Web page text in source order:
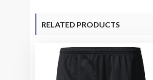
RELATED PRODUCTS